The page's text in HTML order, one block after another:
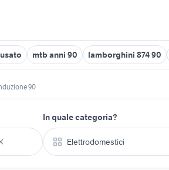
mtb anni 90 lamborghini 874 90
90
In quale categoria?
Elettrodomestici